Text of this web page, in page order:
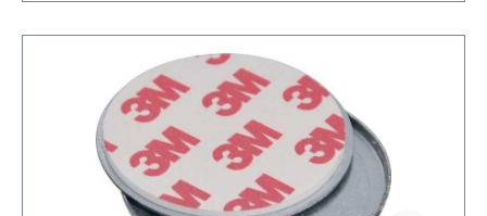
Norm: EN 14604:2005" Hinweis zur Entsorgung
von Batterien und Akkus Da wir Batterien und
Akkus bzw. solche Geräte verkaufen, die
Batterien und Akkus enthalten, sind wir nach
dem Batteriegesetz (BattG) verpflichtet, Sie auf
Folgendes hinzuweisen: Das Symbol des